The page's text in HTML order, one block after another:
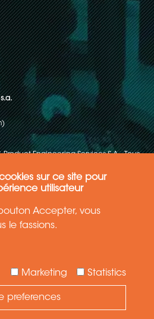
sur ce site pour
utilisateur
Accepter, vous
le fassions.
Statistics
Marketing
preferences
Product Engineering Services S.A. - Tous
protection des données
générales de ventes
détails et les spécifications sont